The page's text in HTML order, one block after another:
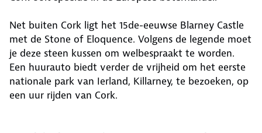
Net buiten Cork ligt het 15de-eeuwse Blarney Castle
met de Stone of Eloquence. Volgens de legende moet
je deze steen kussen om welbespraakt te worden.
Een huurauto biedt verder de vrijheid om het eerste
nationale park van Ierland, Killarney, te bezoeken, op
een uur rijden van Cork.